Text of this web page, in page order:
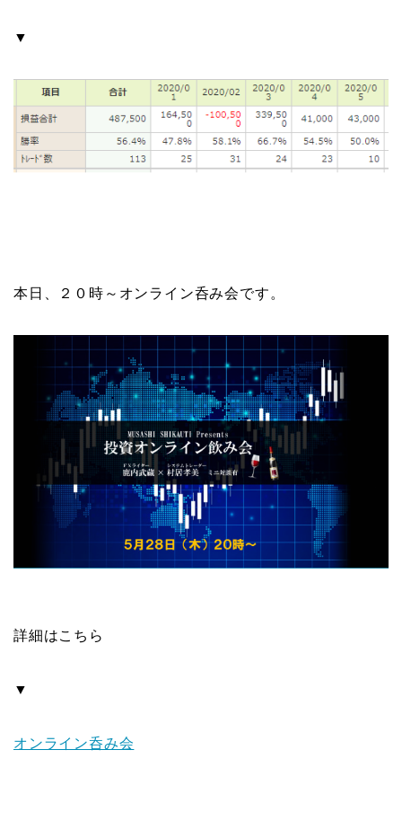
▼
本日、２０時～オンライン呑み会です。
詳細はこちら
▼
オンライン呑み会